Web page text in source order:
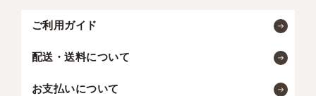
ご利用ガイド
配送・送料について
お支払いについて